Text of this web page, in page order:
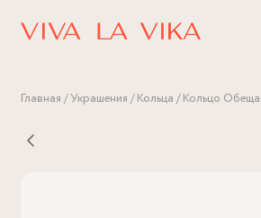
Главная Украшения Кольца Кольцо